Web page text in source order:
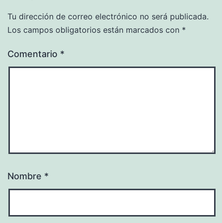
Tu dirección de correo electrónico no será publicada.
Los campos obligatorios están marcados con *
Comentario *
Nombre *